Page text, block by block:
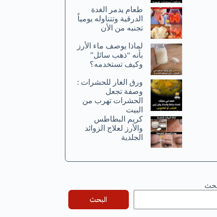
طعام يدمر الغدة
الدرقية وتتناوله يومياً
تجنبه من الأن
لماذا يوصف ماء الأرز
بأنه “ذهب سائل”
وكيف تستخدمه؟
ورق الغار للحشرات :
وصفة تجعل
الحشرات تهرب من
البيت
كريم البطاطس
والأرز لعلاج الزوائد
الجلدية
البحث